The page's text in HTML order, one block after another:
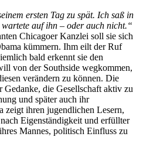
ersten Tag zu spät. Ich saß in
auf ihn – oder auch nicht.“
Chicagoer Kanzlei soll sie sich
kümmern. Ihm eilt der Ruf
bald erkennt sie den
von der Southside wegkommen,
verändern zu können. Die
Gedanke, die Gesellschaft aktiv zu
und später auch ihr
zeigt ihren jugendlichen Lesern,
Eigenständigkeit und erfüllter
Mannes, politisch Einfluss zu